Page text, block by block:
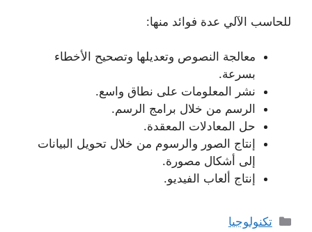
للحاسب الآلي عدة فوائد منها:
معالجة النصوص وتعديلها وتصحيح الأخطاء
بسرعة.
نشر المعلومات على نطاق واسع.
الرسم من خلال برامج الرسم.
حل المعادلات المعقدة.
إنتاج الصور والرسوم من خلال تحويل البيانات
إلى أشكال مصورة.
إنتاج ألعاب الفيديو.
التصنيفات
تكنولوجيا